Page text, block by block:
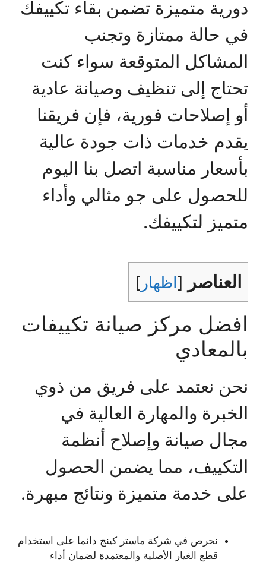
دورية متميزة تضمن بقاء تكييفك
في حالة ممتازة وتجنب
المشاكل المتوقعة سواء كنت
تحتاج إلى تنظيف وصيانة عادية
أو إصلاحات فورية، فإن فريقنا
يقدم خدمات ذات جودة عالية
بأسعار مناسبة اتصل بنا اليوم
للحصول على جو مثالي وأداء
متميز لتكييفك.
العناصر [اظهار ]
افضل مركز صيانة تكييفات
بالمعادي
نحن نعتمد على فريق من ذوي
الخبرة والمهارة العالية في
مجال صيانة وإصلاح أنظمة
التكييف، مما يضمن الحصول
على خدمة متميزة ونتائج مبهرة.
نحرص في شركة ماستر كينج دائما على استخدام
قطع الغيار الأصلية والمعتمدة لضمان أداء